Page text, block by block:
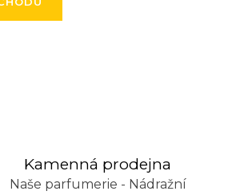
Kamenná prodejna
Naše parfumerie - Nádražní